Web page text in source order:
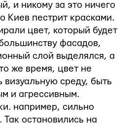
и никому за это ничего
Киев пестрит красками.
цвет, который будет
фасадов,
слой выделялся, а
же время, цвет не
визуальную среду, быть
и агрессивным.
например, сильно
остановились на